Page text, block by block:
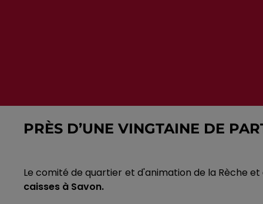
PRÈS D’UNE VINGTAINE DE
Le comité de quartier et d'animation de la Rèche et
caisses à Savon.